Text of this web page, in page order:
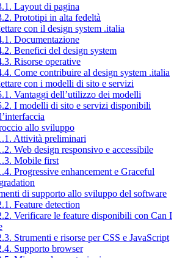
Layout di pagina
Prototipi in alta fedeltà
con il design system .italia
Documentazione
Benefici del design system
Risorse operative
Come contribuire al design system .italia
con i modelli di sito e servizi
Vantaggi dell’utilizzo dei modelli
I modelli di sito e servizi disponibili
allo sviluppo
Attività preliminari
Web design responsivo e accessibile
Mobile first
Progressive enhancement e Graceful
di supporto allo sviluppo del software
Feature detection
Verificare le feature disponibili con Can I
Strumenti e risorse per CSS e JavaScript
Supporto browser